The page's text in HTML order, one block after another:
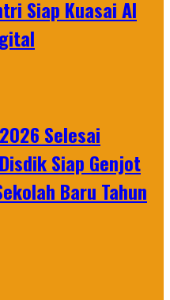
Siap Kuasai AI
Selesai
Siap Genjot
Baru Tahun